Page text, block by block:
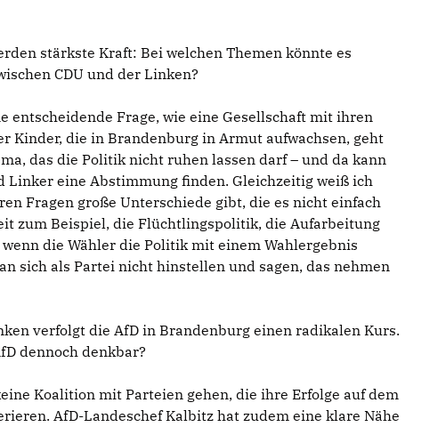
stärkste Kraft: Bei welchen Themen könnte es
CDU und der Linken?
entscheidende Frage, wie eine Gesellschaft mit ihren
Kinder, die in Brandenburg in Armut aufwachsen, geht
das die Politik nicht ruhen lassen darf – und da kann
Linker eine Abstimmung finden. Gleichzeitig weiß ich
Fragen große Unterschiede gibt, die es nicht einfach
zum Beispiel, die Flüchtlingspolitik, die Aufarbeitung
die Wähler die Politik mit einem Wahlergebnis
sich als Partei nicht hinstellen und sagen, das nehmen
verfolgt die AfD in Brandenburg einen radikalen Kurs.
dennoch denkbar?
Koalition mit Parteien gehen, die ihre Erfolge auf dem
AfD-Landeschef Kalbitz hat zudem eine klare Nähe